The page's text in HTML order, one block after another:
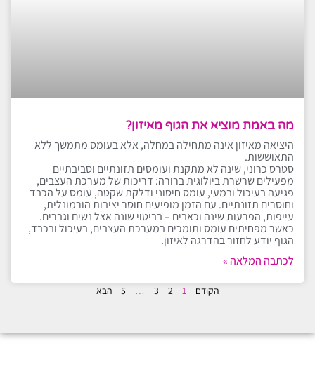
מה באמת מוציא את הגוף מאיזון?
היציאה מאיזון אינה מתחילה במחלה, אלא בעומס מתמשך ללא
התאוששות.
סטרס כרוני, שינה לא מתקנת ועומסים תזונתיים וסביבתיים
מפעילים שרשרת ביולוגית ברורה: דריכות של מערכת העצבים,
פגיעה בעיכול ובמעי, עומס חיסוני ודלקת שקטה, עומס על הכבד
וחוסרים תזונתיים. עם הזמן מופיעים חוסר יציבות הורמונלית,
עייפות, הפרעות שינה וכאבים – בביטוי שונה אצל נשים וגברים.
כאשר מפחיתים עומס ותומכים במערכת העצבים, בעיכול ובכבד,
הגוף יודע לחזור בהדרגה לאיזון.
לכתבה המלאה »
הקודם 1
2
3
…
5 הבא